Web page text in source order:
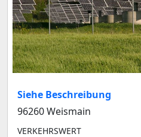
Siehe Beschreibung
96260 Weismain
VERKEHRSWERT